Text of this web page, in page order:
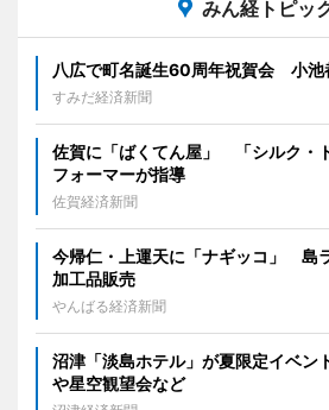
みん経トピッ
八広で町名誕生60周年祝賀会 小池
すみだ経済新聞
佐賀に「ばくてん屋」 「シルク・
フォーマーが指導
佐賀経済新聞
今帰仁・上運天に「ナギッコ」 島
加工品販売
やんばる経済新聞
沼津「淡島ホテル」が夏限定イベ
や星空観望会など